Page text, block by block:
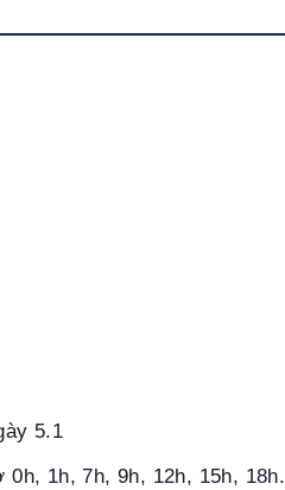
5.1
1h, 7h, 9h, 12h, 15h, 18h.